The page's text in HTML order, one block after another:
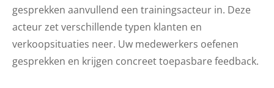
gesprekken aanvullend een trainingsacteur in. Deze
acteur zet verschillende typen klanten en
verkoopsituaties neer. Uw medewerkers oefenen
gesprekken en krijgen concreet toepasbare feedback.